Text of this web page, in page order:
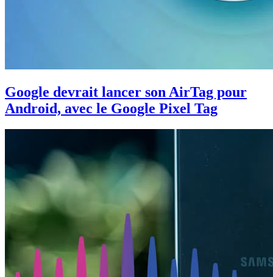
Google devrait lancer son AirTag pour
Android, avec le Google Pixel Tag